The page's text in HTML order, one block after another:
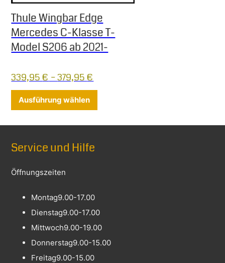
Thule Wingbar Edge
Mercedes C-Klasse T-
Model S206 ab 2021-
339,95€ –379,95€
Ausführung wählen
Service und Hilfe
Öffnungszeiten
Montag9.00-17.00
Dienstag9.00-17.00
Mittwoch9.00-19.00
Donnerstag9.00-15.00
Freitag9.00-15.00